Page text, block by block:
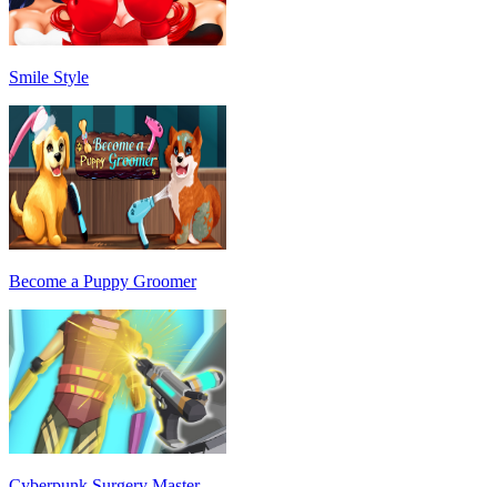
Smile Style
Become a Puppy Groomer